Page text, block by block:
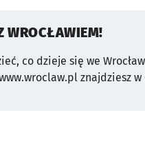
WROCŁAWIEM!
co dzieje się we
znajdziesz w